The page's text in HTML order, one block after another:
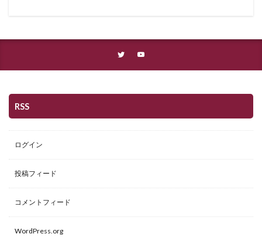
RSS
ログイン
投稿フィード
コメントフィード
WordPress.org